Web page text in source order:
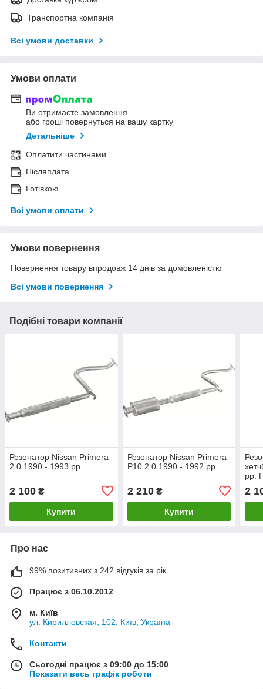
Транспортна компанія
Всі умови доставки
Умови оплати
Ви отримаєте замовлення
або гроші повернуться на вашу картку
Детальніше
Оплатити частинами
Післяплата
Готівкою
Всі умови оплати
Умови повернення
Повернення товару впродовж 14 днів за домовленістю
Всі умови повернення
Подібні товари компанії
Резонатор Nissan Primera
2.0 1990 - 1993 рр.
2 100 ₴
Купити
Резонатор Nissan Primera
P10 2.0 1990 - 1992 рр
2 210₴
Купити
рр.
2
Про нас
99% позитивних з 242 відгуків за рік
Працює з 06.10.2012
м. Київ
ул. Кирилловская, 102, Київ, Україна
Контакти
Сьогодні працює з 09:00 до 15:00
Показати весь графік роботи